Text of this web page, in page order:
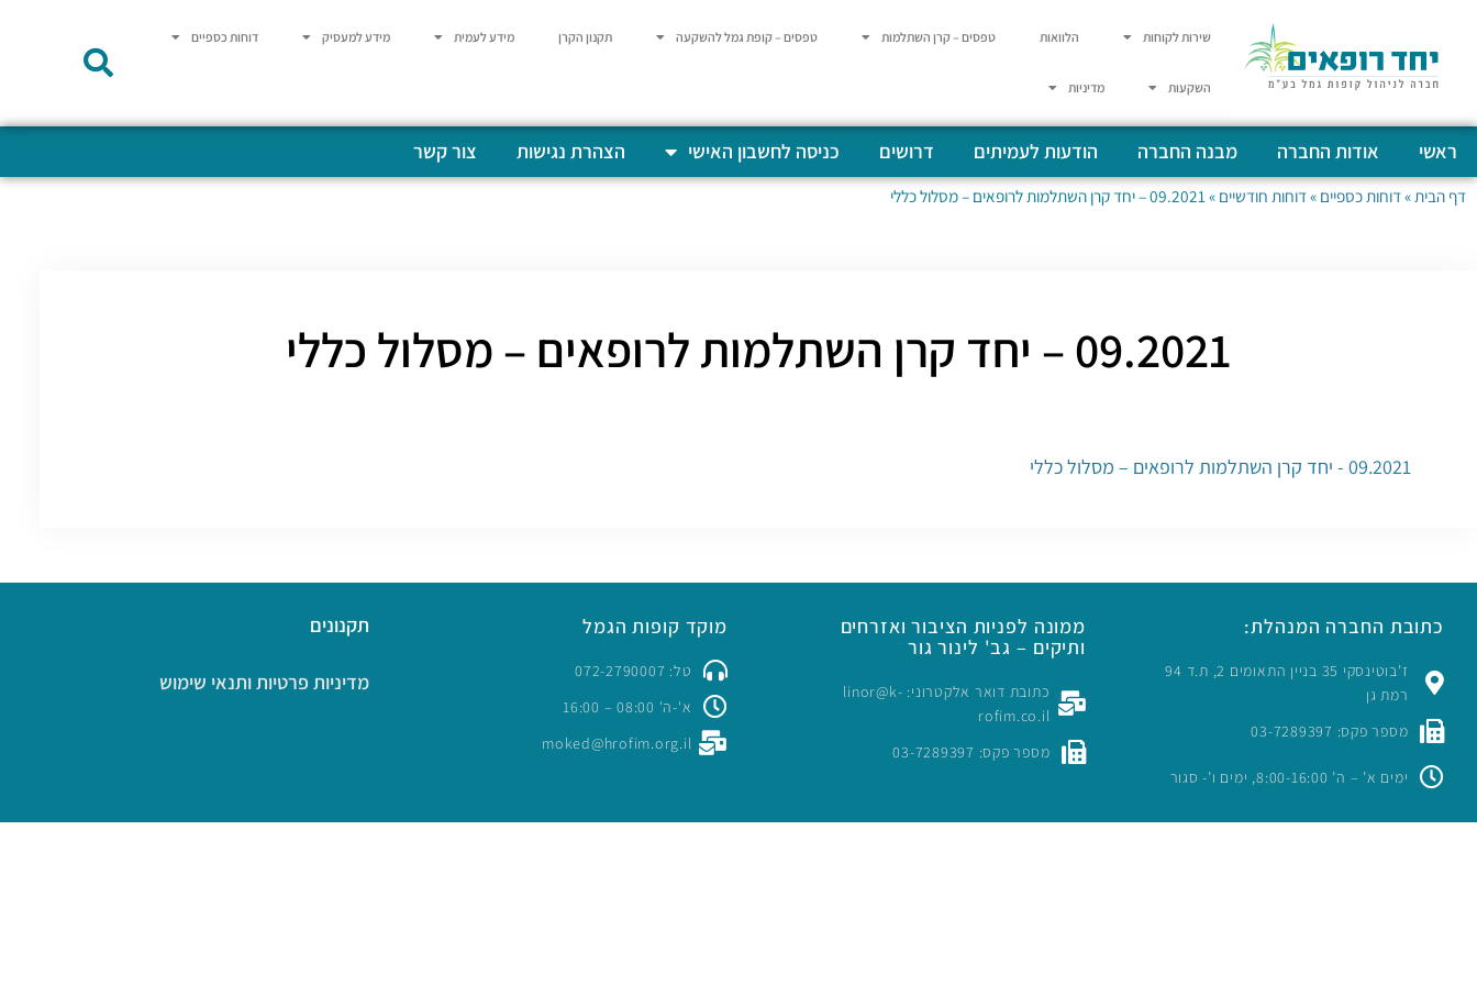
שירות לקוחות הלוואות טפסים – קרן השתלמות טפסים – קופת גמל להשקעה תקנון הקרן מידע לעמית מידע למעסיק דוחות כספיים
השקעות מדיניות
ראשי אודות החברה מבנה החברה הודעות לעמיתים דרושים כניסה לחשבון האישי הצהרת נגישות צור קשר
דף הבית »דוחות כספיים »דוחות חודשיים » 09.2021 – יחד קרן השתלמות לרופאים – מסלול כללי
09.2021 – יחד קרן השתלמות לרופאים – מסלול כללי
09.2021 - יחד קרן השתלמות לרופאים – מסלול כללי
כתובת החברה המנהלת:
ז’בוטינסקי 35 בניין התאומים 2, ת.ד 94
רמת גן
מספר פקס: 03-7289397
ימים א’ – ה’ 8:00-16:00, ימים ו’- סגור
ממונה לפניות הציבור ואזרחים
ותיקים – גב' לינור גור
כתובת דואר אלקטרוני: linor@k-
rofim.co.il
מספר פקס: 03-7289397
מוקד קופות הגמל
טל: 072-2790007
א'-ה' 08:00 – 16:00
moked@hrofim.org.il
תקנונים
מדיניות פרטיות ותנאי שימוש